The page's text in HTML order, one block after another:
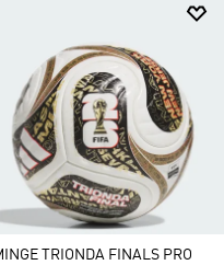
TRIONDA FINALS PRO